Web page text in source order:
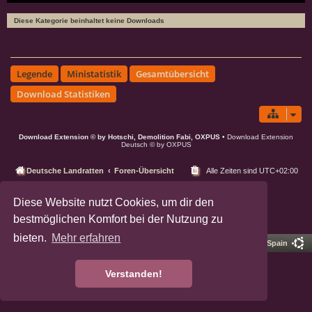
Diese Website nutzt Cookies, um dir den
bestmöglichen Komfort bei der Nutzung zu
bieten. Mehr erfahren
Verstanden!
Diese Kategorie beinhaltet keine Downloads
Legende Ministatistik
Gesamtübersicht
Download Statistiken
Download Extension © by Hotschi, Demolition Fabi, OXPUS • Download Extension
Deutsch © by OXPUS
Deutsche Landratten Foren-Übersicht Alle Zeiten sind UTC+02:00
Deutsche Übersetzung durchphpBB.de
Datenschutz| Nutzungsbedingungen
Pro Ubuntu Lucid Style phpBB Spain